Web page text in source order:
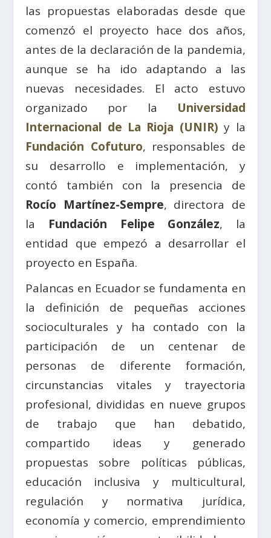
las propuestas elaboradas desde que
comenzó el proyecto hace dos años,
antes de la declaración de la pandemia,
aunque se ha ido adaptando a las
nuevas necesidades. El acto estuvo
organizado por la Universidad
Internacional de La Rioja (UNIR) y la
Fundación Cofuturo, responsables de
su desarrollo e implementación, y
contó también con la presencia de
Rocío Martínez-Sempre, directora de
la Fundación Felipe González, la
entidad que empezó a desarrollar el
proyecto en España.
Palancas en Ecuador se fundamenta en
la definición de pequeñas acciones
socioculturales y ha contado con la
participación de un centenar de
personas de diferente formación,
circunstancias vitales y trayectoria
profesional, divididas en nueve grupos
de trabajo que han debatido,
compartido ideas y generado
propuestas sobre políticas públicas,
educación inclusiva y multicultural,
regulación y normativa jurídica,
economía y comercio, emprendimiento